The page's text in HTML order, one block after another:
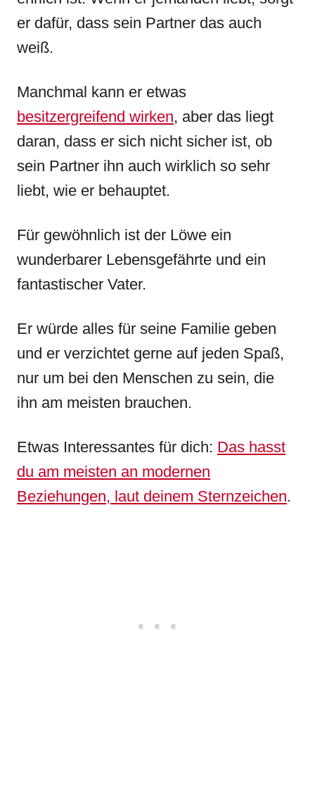
er dafür, dass sein Partner das auch
weiß.
Manchmal kann er etwas
besitzergreifend wirken, aber das liegt
daran, dass er sich nicht sicher ist, ob
sein Partner ihn auch wirklich so sehr
liebt, wie er behauptet.
Für gewöhnlich ist der Löwe ein
wunderbarer Lebensgefährte und ein
fantastischer Vater.
Er würde alles für seine Familie geben
und er verzichtet gerne auf jeden Spaß,
nur um bei den Menschen zu sein, die
ihn am meisten brauchen.
Etwas Interessantes für dich: Das hasst
du am meisten an modernen
Beziehungen, laut deinem Sternzeichen.